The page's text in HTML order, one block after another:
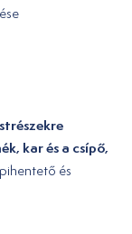
kar és a csípő,
pihentető és